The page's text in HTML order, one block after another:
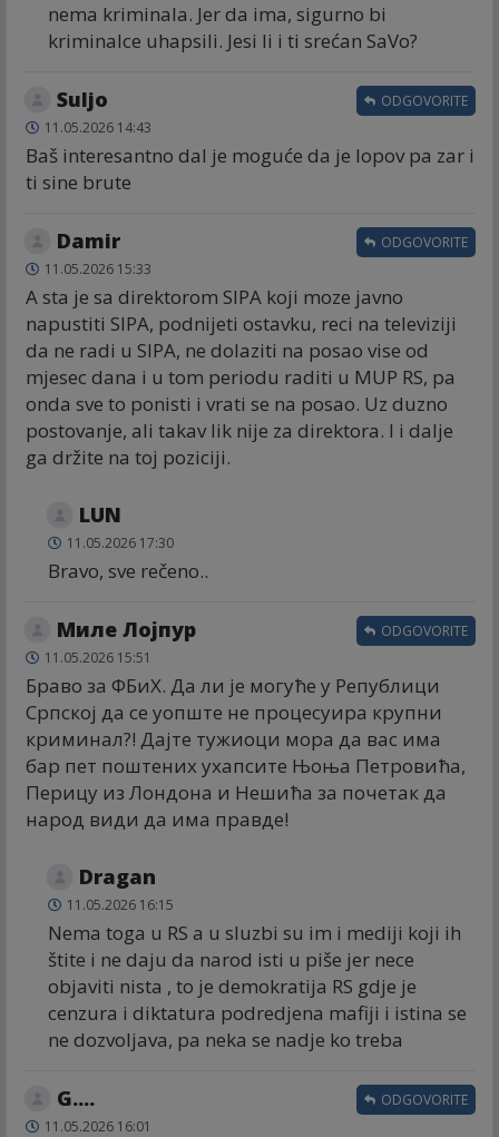
nema kriminala. Jer da ima, sigurno bi
kriminalce uhapsili. Jesi li i ti srećan SaVo?
Suljo
11.05.2026 14:43
Baš interesantno dal je moguće da je lopov pa zar i
ti sine brute
ODGOVORITE
Damir
11.05.2026 15:33
A sta je sa direktorom SIPA koji moze javno
napustiti SIPA, podnijeti ostavku, reci na televiziji
da ne radi u SIPA, ne dolaziti na posao vise od
mjesec dana i u tom periodu raditi u MUP RS, pa
onda sve to ponisti i vrati se na posao. Uz duzno
postovanje, ali takav lik nije za direktora. I i dalje
ga držite na toj poziciji.
ODGOVORITE
LUN
11.05.2026 17:30
Bravo, sve rečeno..
Миле Лојпур
11.05.2026 15:51
Браво за ФБиХ. Да ли је могуће у Републици
Српској да се уопште не процесуира крупни
криминал?! Дајте тужиоци мора да вас има
бар пет поштених ухапсите Њоња Петровића,
Перицу из Лондона и Нешића за почетак да
народ види да има правде!
ODGOVORITE
Dragan
11.05.2026 16:15
Nema toga u RS a u sluzbi su im i mediji koji ih
štite i ne daju da narod isti u piše jer nece
objaviti nista , to je demokratija RS gdje je
cenzura i diktatura podredjena mafiji i istina se
ne dozvoljava, pa neka se nadje ko treba
G....
11.05.2026 16:01
ODGOVORITE